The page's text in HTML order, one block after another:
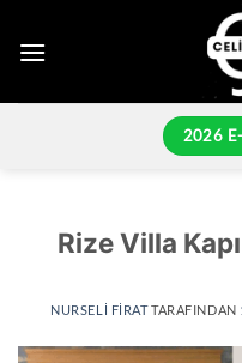
atla
2026
Rize Villa
NURSELI FIRATTARAFINDAN